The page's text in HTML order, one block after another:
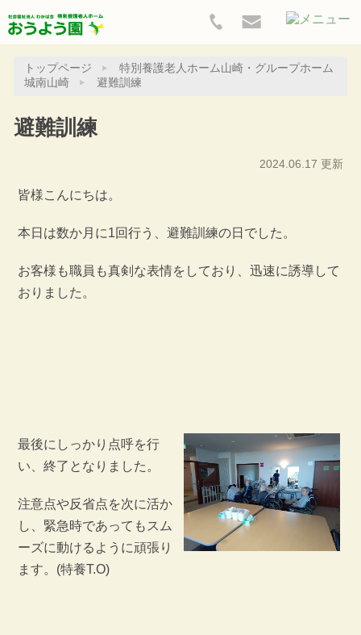
トップページ
特別養護老人ホーム山崎・グループホーム
城南山崎
避難訓練
避難訓練
2024.06.17 更新
皆様こんにちは。
本日は数か月に1回行う、避難訓練の日でした。
お客様も職員も真剣な表情をしており、迅速に誘導して
おりました。
最後にしっかり点呼を行
い、終了となりました。
注意点や反省点を次に活か
し、緊急時であってもスム
ーズに動けるように頑張り
ます。(特養T.O)